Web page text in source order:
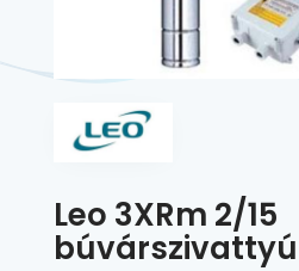
Leo 3XRm 2/15
búvárszivattyú